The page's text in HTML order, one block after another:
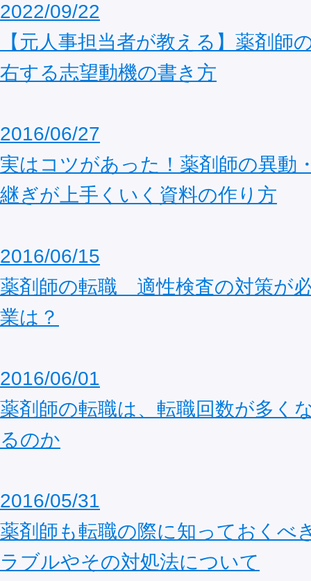
2022/09/22
【元人事担当者が教える】薬剤師
右する志望動機の書き方
2016/06/27
実はコツがあった！薬剤師の異動
継ぎが上手くいく資料の作り方
2016/06/15
薬剤師の転職 適性検査の対策が
業は？
2016/06/01
薬剤師の転職は、転職回数が多く
るのか
2016/05/31
薬剤師も転職の際に知っておくべ
ラブルやその対処法について